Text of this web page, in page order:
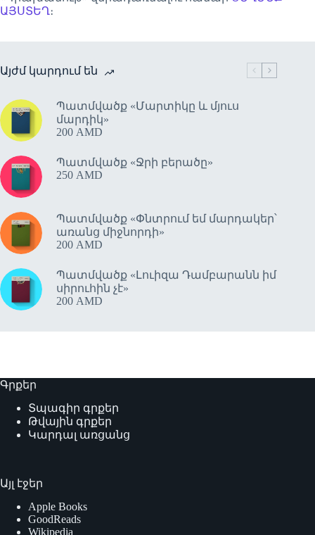
ԱՅՍՏԵՂ։
Այժմ կարդում են
Պատմվածք «Մարտիկը և մյուս
մարդիկ»
200 AMD
Պատմվածք «Ջրի բերածը»
250 AMD
Պատմվածք «Փնտրում եմ մարդակեր՝
առանց միջնորդի»
200 AMD
Պատմվածք «Լուիզա Դամբարանն իմ
սիրուհին չէ»
200 AMD
Գրքեր
Տպագիր գրքեր
Թվային գրքեր
Կարդալ առցանց
Այլ էջեր
Apple Books
GoodReads
Wikipedia